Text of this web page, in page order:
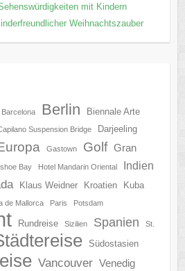
mit Kindern
Weihnachtszauber
Barcelona Berlin Biennale Arte
Suspension Bridge Darjeeling
Gastown Golf Gran
Bay Hotel Mandarin Oriental Indien
Klaus Weidner Kroatien Kuba
de Mallorca Paris Potsdam
Rundreise Sizilien Spanien St.
Südostasien
Vancouver Venedig